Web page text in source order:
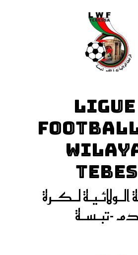
LIGUE
لـكـرة
-تبـسـة